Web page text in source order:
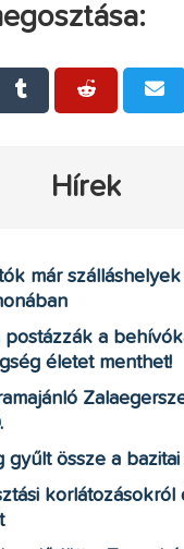
Hírek
már szálláshelyek
postázzák a
életet menthet!
gyűlt össze a
korlátozásokról